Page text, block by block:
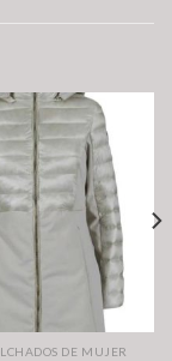
DE MUJER